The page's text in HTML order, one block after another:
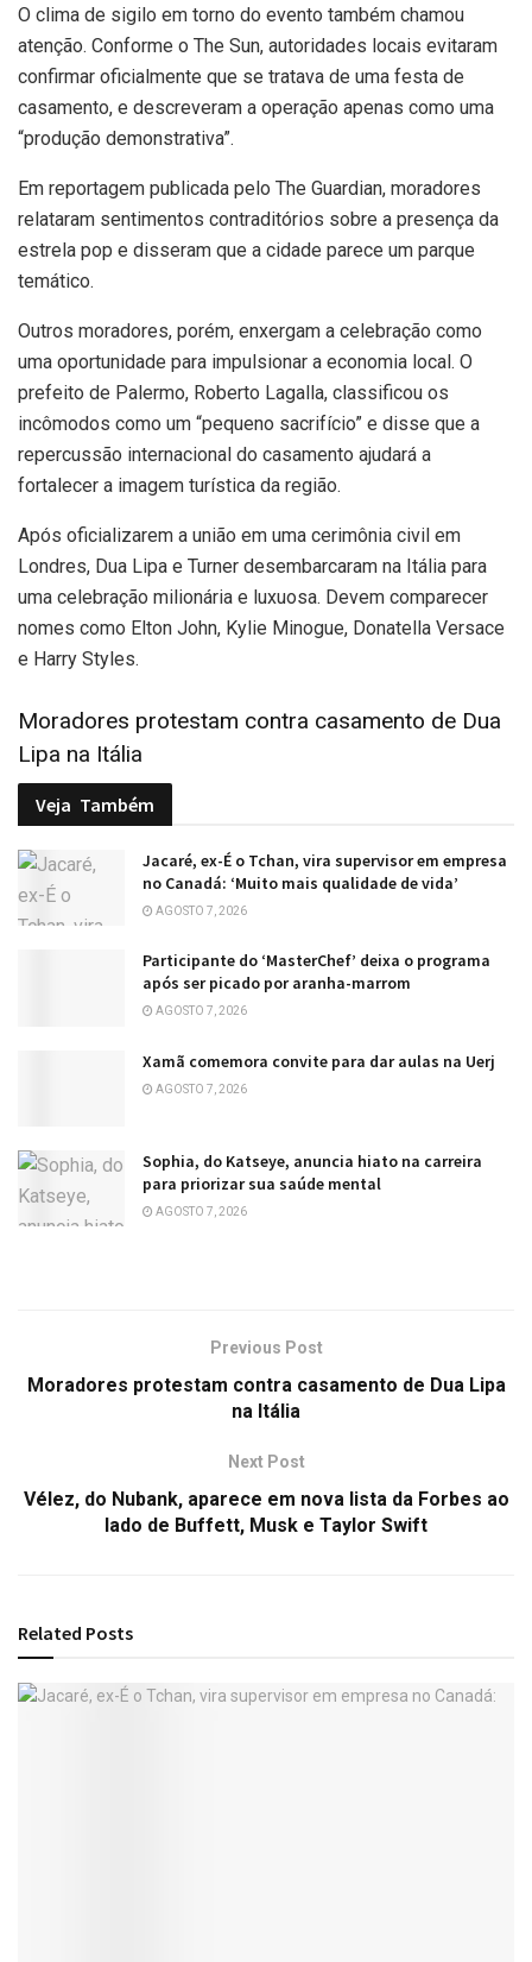
O clima de sigilo em torno do evento também chamou
atenção. Conforme o The Sun, autoridades locais evitaram
confirmar oficialmente que se tratava de uma festa de
casamento, e descreveram a operação apenas como uma
“produção demonstrativa”.
Em reportagem publicada pelo The Guardian, moradores
relataram sentimentos contraditórios sobre a presença da
estrela pop e disseram que a cidade parece um parque
temático.
Outros moradores, porém, enxergam a celebração como
uma oportunidade para impulsionar a economia local. O
prefeito de Palermo, Roberto Lagalla, classificou os
incômodos como um “pequeno sacrifício” e disse que a
repercussão internacional do casamento ajudará a
fortalecer a imagem turística da região.
Após oficializarem a união em uma cerimônia civil em
Londres, Dua Lipa e Turner desembarcaram na Itália para
uma celebração milionária e luxuosa. Devem comparecer
nomes como Elton John, Kylie Minogue, Donatella Versace
e Harry Styles.
Moradores protestam contra casamento de Dua
Lipa na Itália
Veja Também
Jacaré, ex-É o Tchan, vira supervisor em empresa
no Canadá: ‘Muito mais qualidade de vida’
AGOSTO 7, 2026
Participante do ‘MasterChef’ deixa o programa
após ser picado por aranha-marrom
AGOSTO 7, 2026
Xamã comemora convite para dar aulas na Uerj
AGOSTO 7, 2026
Sophia, do Katseye, anuncia hiato na carreira
para priorizar sua saúde mental
AGOSTO 7, 2026
Previous Post
Moradores protestam contra casamento de Dua Lipa
na Itália
Next Post
Vélez, do Nubank, aparece em nova lista da Forbes ao
lado de Buffett, Musk e Taylor Swift
Related Posts